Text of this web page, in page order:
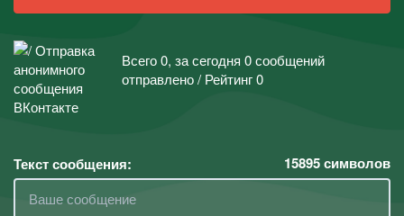
Всего 0, за сегодня 0 сообщений
отправлено / Рейтинг 0
Текст сообщения: 15895символов